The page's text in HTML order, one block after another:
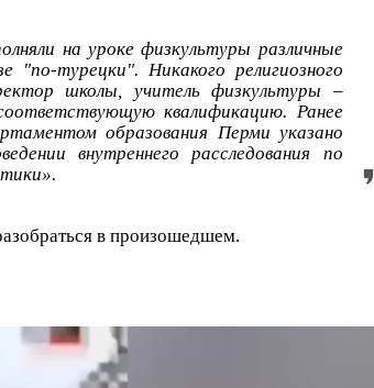
на уроке физкультуры различные
турецки". Никакого религиозного
школы, учитель физкультуры –
квалификацию. Ранее
образования Перми указано
внутреннего расследования по
в произошедшем.